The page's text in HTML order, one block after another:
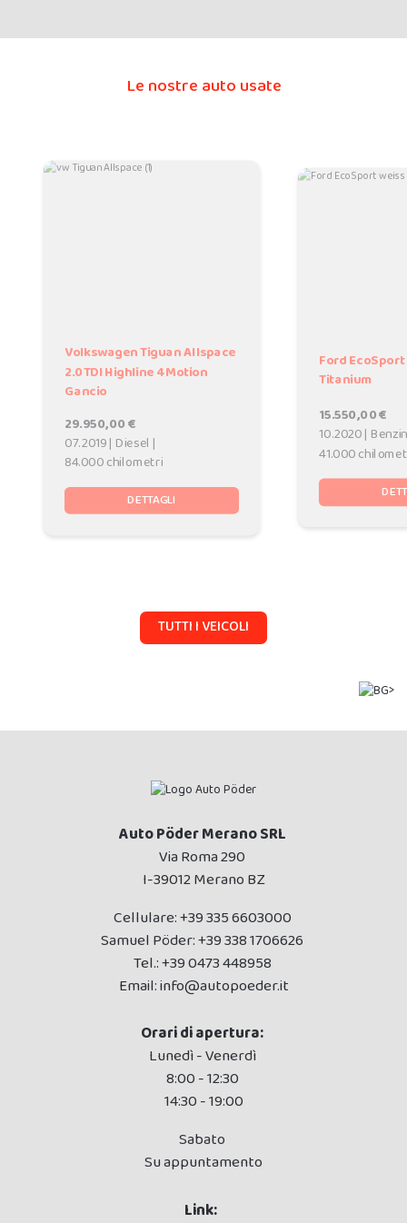
Le nostre auto usate
Volkswagen Tiguan Allspace
2.0TDI Highline 4Motion
Gancio
29.950,00 €
07.2019 | Diesel |
84.000 chilometri
DETTAGLI
Ford
Titanium
15.550,00 €
10.2020 |
41.000
TUTTI I VEICOLI
Auto Pöder Merano SRL
Via Roma 290
I-39012 Merano BZ
Cellulare:+39 335 6603000
Samuel Pöder:+39 338 1706626
Tel.:+39 0473 448958
Email:info@autopoeder.it
Orari di apertura:
Lunedì - Venerdì
8:00 - 12:30
14:30 - 19:00
Sabato
Su appuntamento
Link: